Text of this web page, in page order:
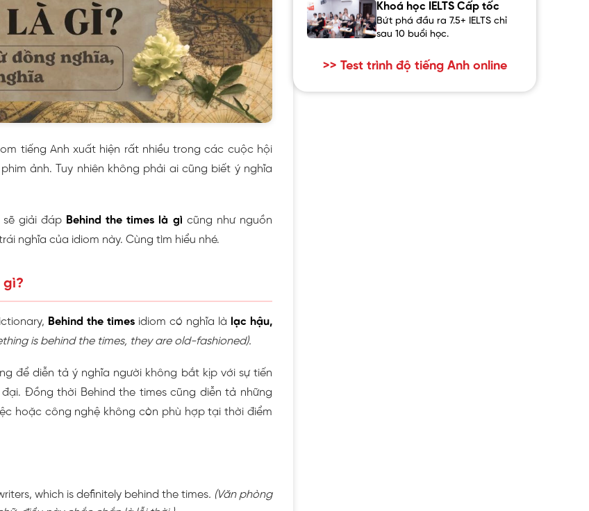
tiếng Anh xuất hiện rất nhiều trong các cuộc hội
ảnh. Tuy nhiên không phải ai cũng biết ý nghĩa
sẽ giải đáp Behind the times là gì cũng như nguồn
nghĩa của idiom này. Cùng tìm hiểu nhé.
gì?
Behind the times idiom có nghĩa là lạc hậu,
is behind the times, they are old-fashioned).
để diễn tả ý nghĩa người không bắt kịp với sự tiến
Đồng thời Behind the times cũng diễn tả những
hoặc công nghệ không còn phù hợp tại thời điểm
which is definitely behind the times. (Văn phòng
Khoá học IELTS Cấp tốc
Bứt phá đầu ra 7.5+ IELTS chỉ
sau 10 buổi học.
>> Test trình độ tiếng Anh online